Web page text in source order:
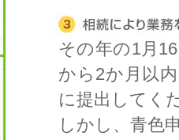
その年の1月
から2か月以
に提出してく
しかし、青色